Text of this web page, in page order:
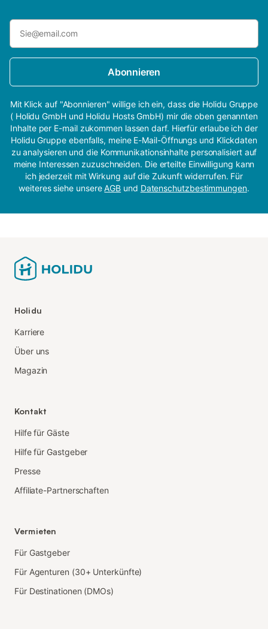
Abonnieren
Mit Klick auf "Abonnieren" willige ich ein, dass die Holidu Gruppe
( Holidu GmbH und Holidu Hosts GmbH) mir die oben genannten
Inhalte per E-mail zukommen lassen darf. Hierfür erlaube ich der
Holidu Gruppe ebenfalls, meine E-Mail-Öffnungs und Klickdaten
zu analysieren und die Kommunikationsinhalte personalisiert auf
meine Interessen zuzuschneiden. Die erteilte Einwilligung kann
ich jederzeit mit Wirkung auf die Zukunft widerrufen. Für
weiteres siehe unsereAGB und Datenschutzbestimmungen.
Holidu
Karriere
Über uns
Magazin
Kontakt
Hilfe für Gäste
Hilfe für Gastgeber
Presse
Affiliate-Partnerschaften
Vermieten
Für Gastgeber
Für Agenturen (30+ Unterkünfte)
Für Destinationen (DMOs)